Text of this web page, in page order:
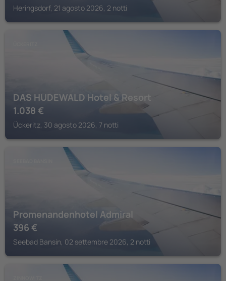
Heringsdorf, 21 agosto 2026, 2 notti
DAS HUDEWALD Hotel & Resort
1.038 €
Ückeritz, 30 agosto 2026, 7 notti
Promenandenhotel Admiral
396 €
Seebad Bansin, 02 settembre 2026, 2 notti